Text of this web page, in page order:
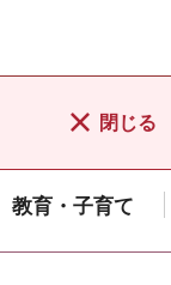
閉じる
教育・子育て